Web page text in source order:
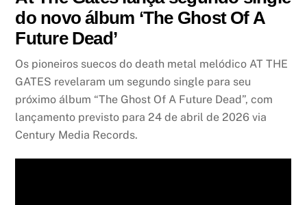
do novo álbum ‘The Ghost Of A
Future Dead’
Os pioneiros suecos do death metal melódico AT THE
GATES revelaram um segundo single para seu
próximo álbum “The Ghost Of A Future Dead”, com
lançamento previsto para 24 de abril de 2026 via
Century Media Records.